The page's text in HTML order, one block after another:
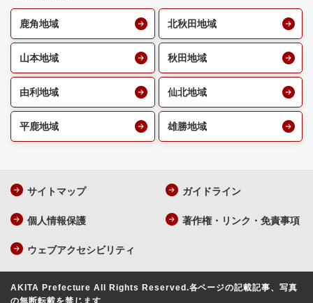
鹿角地域 北秋田地域
山本地域 秋田地域
由利地域 仙北地域
平鹿地域 雄勝地域
サイトマップ ガイドライン
個人情報保護 著作権・リンク・免責事項
ウェブアクセシビリティ
AKITA Prefecture All Rights Reserved.各ページの記載記事、写真
の無断転載を禁じます